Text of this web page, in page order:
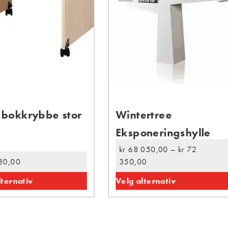
stor
Wintertree
Eksponeringshylle
kr 68 050,00 – kr 72
350,00
Velg alternativ